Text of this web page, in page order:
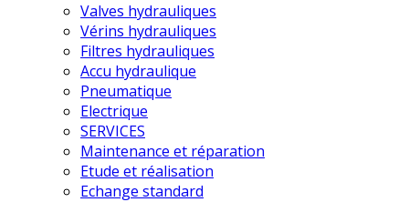
Valves hydrauliques
Vérins hydrauliques
Filtres hydrauliques
Accu hydraulique
Pneumatique
Electrique
SERVICES
Maintenance et réparation
Etude et réalisation
Echange standard